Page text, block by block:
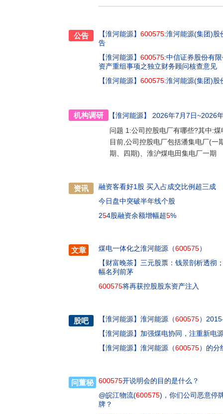
公告 【淮河能源】 600575:淮河能源(集团)股
告
【淮河能源】 600575:中信证券股份有
资产重组事项之独立财务顾问核查意见
【淮河能源】 600575:淮河能源(集团)股
机构调研 【淮河能源】
2026年7月7日~2026
问题 1:公司控股电厂有哪些?其中:
目前,公司控股电厂包括潘集电厂(一
期、四期)、淮沪煤电田集电厂一期
资讯
融资客看好1股 买入占成交比例超三成
今日盘中突破半年线个股
254股融资余额增幅超5%
文章 煤电一体化之淮河能源（600575）
【财富晚茶】三元股票：钱景剖析透彻
幅名列前茅
600575将再获控股股东资产注入
股吧 【淮河能源】 淮河能源（600575）
【淮河能源】 加强煤电协同，注重新电
【淮河能源】 淮河能源（600575）的分
问董秘 600575开说明会的目的是什么？
@皖江物流(600575)，你们公司恶意停
牌？